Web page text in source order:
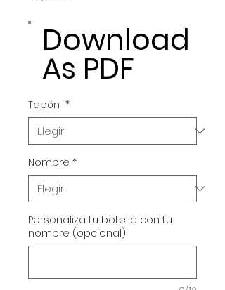
Download
As PDF
Tapón *
Nombre *
Personaliza tu botella con tu
nombre (opcional)